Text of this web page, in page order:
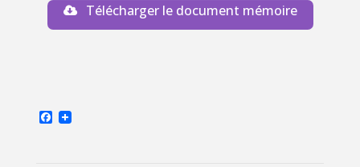
Télécharger le document mémoire
F